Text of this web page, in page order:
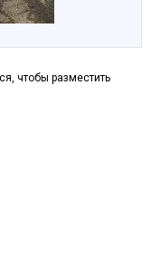
чтобы разместить